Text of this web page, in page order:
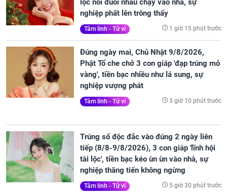
lộc nối đuôi nhau chạy vào nhà, sự
nghiệp phất lên trông thấy
Tâm linh - Tử vi 1 giờ 15 phút trước
Đúng ngày mai, Chủ Nhật 9/8/2026,
Phật Tổ che chở 3 con giáp 'đạp trúng mỏ
vàng', tiền bạc nhiều như lá sung, sự
nghiệp vượng phát
Tâm linh - Tử vi 3 giờ 10 phút trước
Trúng số độc đắc vào đúng 2 ngày liên
tiếp (8/8-9/8/2026), 3 con giáp 'lĩnh hội
tài lộc', tiền bạc kéo ùn ùn vào nhà, sự
nghiệp thăng tiến không ngừng
Tâm linh - Tử vi 5 giờ 30 phút trước